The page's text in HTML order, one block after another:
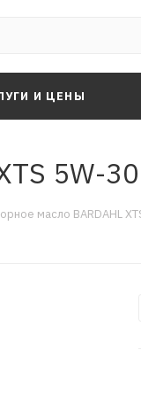
И ЦЕНЫ
5W-
масло BARDAHL